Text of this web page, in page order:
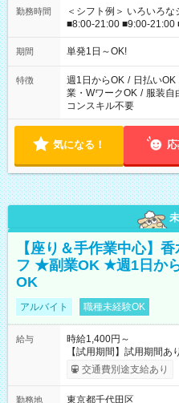
勤務時間
＜シフト例＞ いろいろ
■8:00-21:00 ■9:00-
期間 単発1日～OK!
特徴 週1日からOK / 日払いOK
業・WワークOK / 服装自
コンスキル不要
気になる！
【座り＆手作業中心】
フ ★副業OK ★週1日か
OK
アルバイト 職種未経験OK
給与
時給1,400円～
【試用期間】試用期間
給与は本採用時と同じで
交通費別途支給あり
勤務地
東京都千代田区